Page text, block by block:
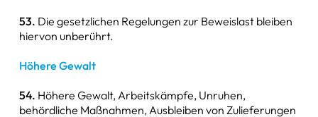
53. Die gesetzlichen Regelungen zur Beweislast bleiben
hiervon unberührt.
Höhere Gewalt
54. Höhere Gewalt, Arbeitskämpfe, Unruhen,
behördliche Maßnahmen, Ausbleiben von Zulieferungen